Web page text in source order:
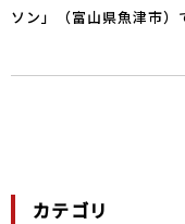
ソン」（富山県魚津市）
カテゴリ